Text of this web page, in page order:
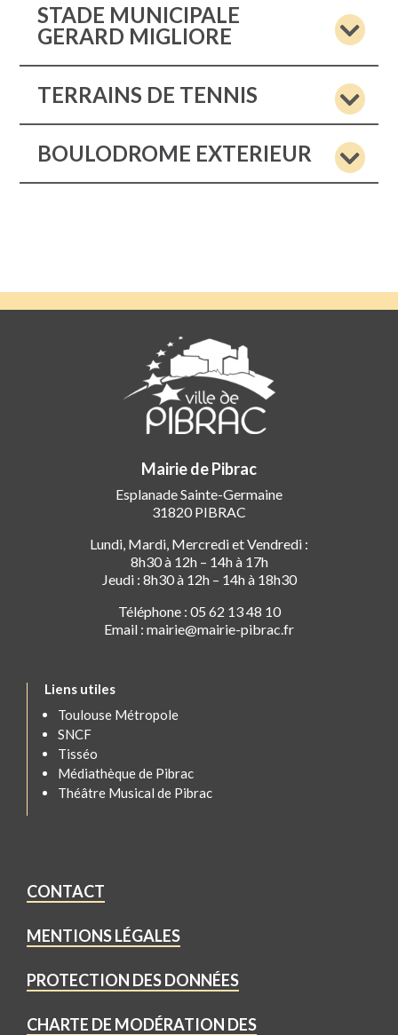
STADE MUNICIPALE
GERARD MIGLIORE
TERRAINS DE TENNIS
BOULODROME EXTERIEUR
Mairie de Pibrac
Esplanade Sainte-Germaine
31820 PIBRAC
Lundi, Mardi, Mercredi et Vendredi :
8h30 à 12h – 14h à 17h
Jeudi : 8h30 à 12h – 14h à 18h30
Téléphone : 05 62 13 48 10
Email : mairie@mairie-pibrac.fr
Liens utiles
Toulouse Métropole
SNCF
Tisséo
Médiathèque de Pibrac
Théâtre Musical de Pibrac
CONTACT
MENTIONS LÉGALES
PROTECTION DES DONNÉES
CHARTE DE MODÉRATION DES